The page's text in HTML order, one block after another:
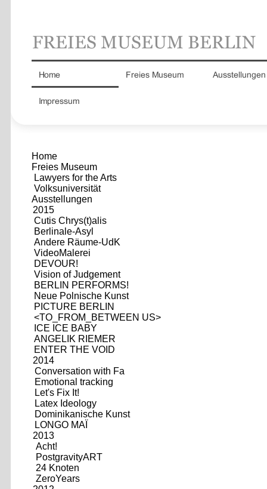
Home
Freies Museum
Lawyers for the Arts
Volksuniversität
Ausstellungen
2015
Cutis Chrys(t)alis
Berlinale-Asyl
Andere Räume-UdK
VideoMalerei
DEVOUR!
Vision of Judgement
BERLIN PERFORMS!
Neue Polnische Kunst
PICTURE BERLIN
<TO_FROM_BETWEEN US>
ICE ICE BABY
ANGELIK RIEMER
ENTER THE VOID
2014
Conversation with Fa
Emotional tracking
Let's Fix It!
Latex Ideology
Dominikanische Kunst
LONGO MAÏ
2013
Acht!
PostgravityART
24 Knoten
ZeroYears